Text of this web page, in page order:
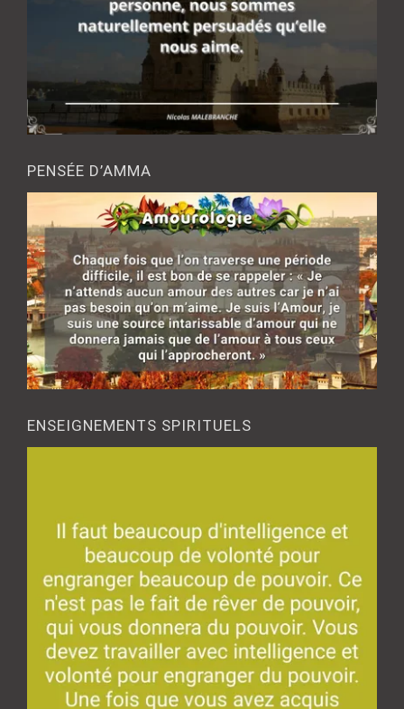
PENSÉE D’AMMA
ENSEIGNEMENTS SPIRITUELS